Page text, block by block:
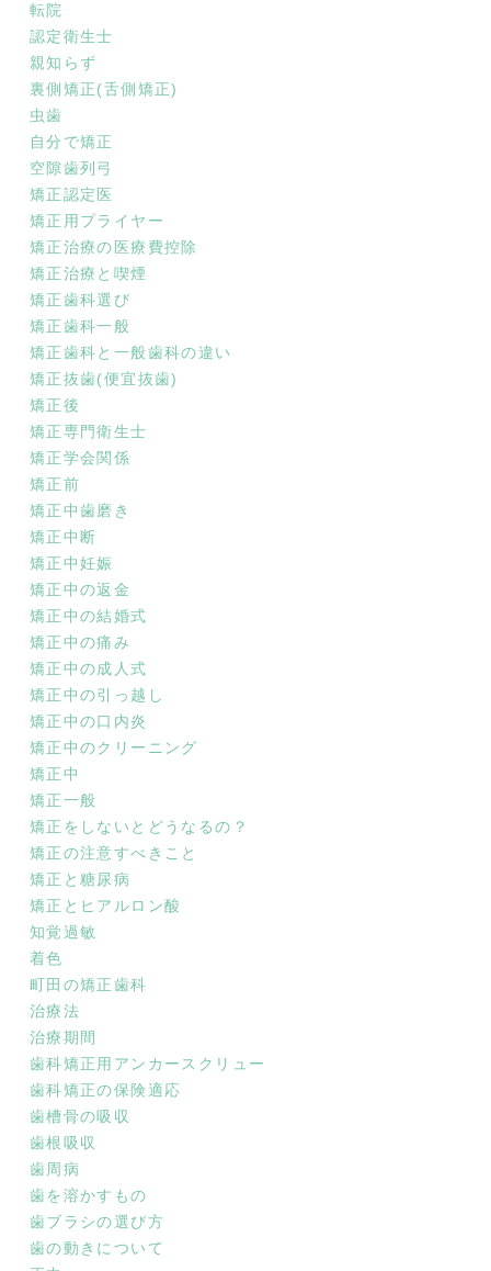
転院
認定衛生士
親知らず
裏側矯正(舌側矯正)
虫歯
自分で矯正
空隙歯列弓
矯正認定医
矯正用プライヤー
矯正治療の医療費控除
矯正治療と喫煙
矯正歯科選び
矯正歯科一般
矯正歯科と一般歯科の違い
矯正抜歯(便宜抜歯)
矯正後
矯正専門衛生士
矯正学会関係
矯正前
矯正中歯磨き
矯正中断
矯正中妊娠
矯正中の返金
矯正中の結婚式
矯正中の痛み
矯正中の成人式
矯正中の引っ越し
矯正中の口内炎
矯正中のクリーニング
矯正中
矯正一般
矯正をしないとどうなるの？
矯正の注意すべきこと
矯正と糖尿病
矯正とヒアルロン酸
知覚過敏
着色
町田の矯正歯科
治療法
治療期間
歯科矯正用アンカースクリュー
歯科矯正の保険適応
歯槽骨の吸収
歯根吸収
歯周病
歯を溶かすもの
歯ブラシの選び方
歯の動きについて